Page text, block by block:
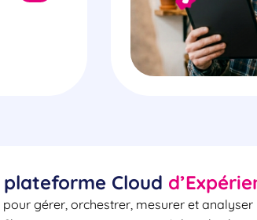
Cloud
gérer, orchestrer, mesurer et